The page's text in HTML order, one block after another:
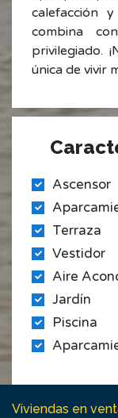
calefacción
combina
privilegiado.
única de vivir
Ascensor
Terraza
Vestidor
Aire
Jardín
Piscina
Viviendas en